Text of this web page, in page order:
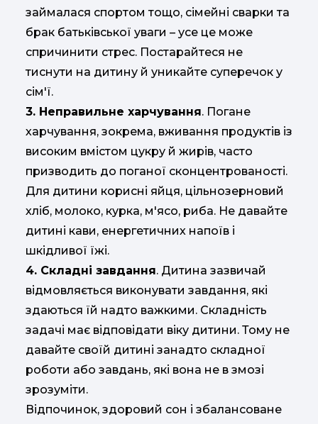
займалася спортом тощо, сімейні сварки та
брак батьківської уваги – усе це може
спричинити стрес. Постарайтеся не
тиснути на дитину й уникайте суперечок у
сім'ї.
3. Неправильне харчування. Погане
харчування, зокрема, вживання продуктів із
високим вмістом цукру й жирів, часто
призводить до поганої сконцентрованості.
Для дитини корисні яйця, цільнозерновий
хліб, молоко, курка, м'ясо, риба. Не давайте
дитині кави, енергетичних напоїв і
шкідливої їжі.
4. Складні завдання. Дитина зазвичай
відмовляється виконувати завдання, які
здаються їй надто важкими. Складність
задачі має відповідати віку дитини. Тому не
давайте своїй дитині занадто складної
роботи або завдань, які вона не в змозі
зрозуміти.
Відпочинок, здоровий сон і збалансоване